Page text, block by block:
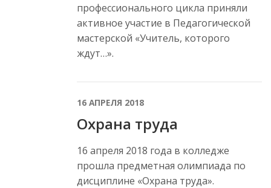
профессионального цикла приняли
активное участие в Педагогической
мастерской «Учитель, которого
ждут…».
16 АПРЕЛЯ 2018
Охрана труда
16 апреля 2018 года в колледже
прошла предметная олимпиада по
дисциплине «Охрана труда».